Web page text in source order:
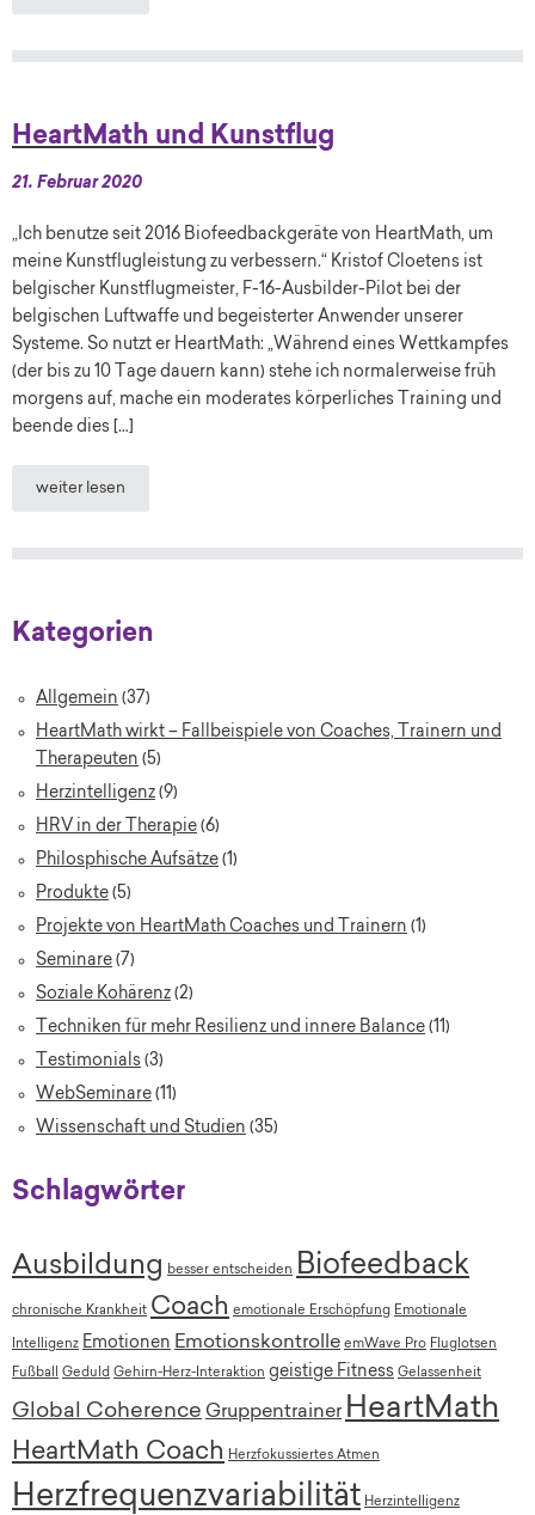
HeartMath und Kunstflug
21. Februar 2020
„Ich benutze seit 2016 Biofeedbackgeräte von HeartMath, um
meine Kunstflugleistung zu verbessern.“ Kristof Cloetens ist
belgischer Kunstflugmeister, F-16-Ausbilder-Pilot bei der
belgischen Luftwaffe und begeisterter Anwender unserer
Systeme. So nutzt er HeartMath: „Während eines Wettkampfes
(der bis zu 10 Tage dauern kann) stehe ich normalerweise früh
morgens auf, mache ein moderates körperliches Training und
beende dies […]
weiter lesen
Kategorien
Allgemein (37)
HeartMath wirkt – Fallbeispiele von Coaches, Trainern und
Therapeuten (5)
Herzintelligenz (9)
HRV in der Therapie (6)
Philosphische Aufsätze (1)
Produkte (5)
Projekte von HeartMath Coaches und Trainern (1)
Seminare (7)
Soziale Kohärenz (2)
Techniken für mehr Resilienz und innere Balance (11)
Testimonials (3)
WebSeminare (11)
Wissenschaft und Studien (35)
Schlagwörter
Ausbildung besser entscheiden Biofeedback
chronische Krankheit Coach emotionale Erschöpfung Emotionale
Intelligenz Emotionen Emotionskontrolle emWave Pro Fluglotsen
Fußball Geduld Gehirn-Herz-Interaktion geistige Fitness Gelassenheit
Global Coherence Gruppentrainer HeartMath
HeartMath Coach Herzfokussiertes Atmen
Herzfrequenzvariabilität Herzintelligenz